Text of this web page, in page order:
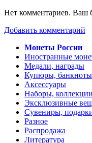
Нет комментариев. Ваш
Добавить комментарий
Монеты России
Иностранные
Медали, награды
Купюры, банкноты
Аксессуары
Наборы, коллекции
Эксклюзивные
Сувениры,
Разное
Распродажа
Литература